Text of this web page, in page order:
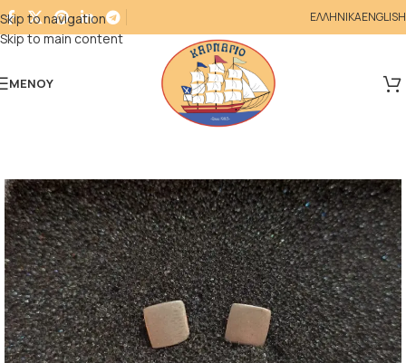
Skip to navigation
Skip to main content
ΕΛΛΗΝΙΚΑENGLISH
ΜΕΝΟΎ